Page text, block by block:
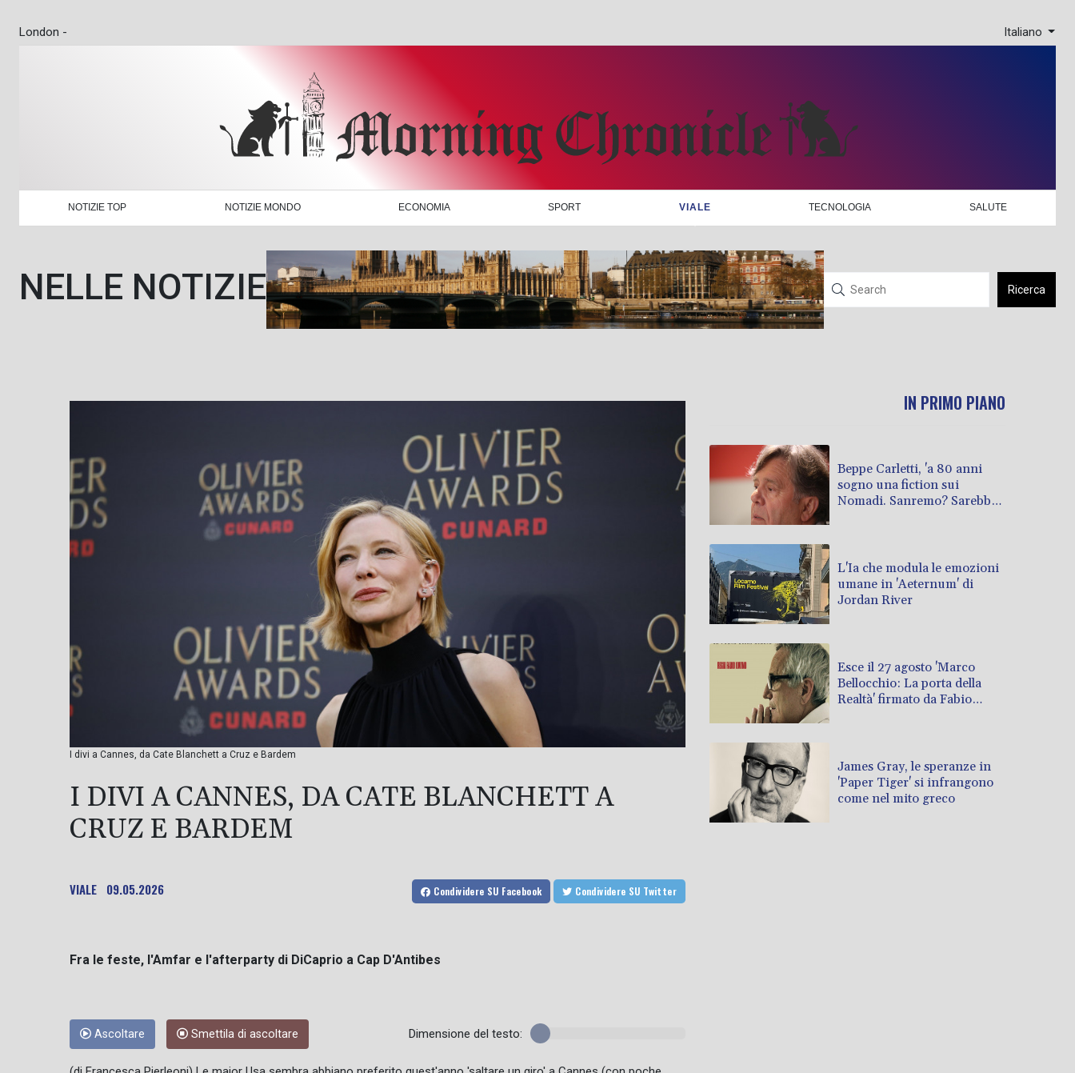
London - Italiano
NOTIZIE TOP NOTIZIE MONDO ECONOMIA SPORT VIALE TECNOLOGIA SALUTE
NELLE NOTIZIE Ricerca
I divi a Cannes, da Cate Blanchett a Cruz e Bardem
I DIVI A CANNES, DA CATE BLANCHETT A
CRUZ E BARDEM
VIALE 09.05.2026 Condividere SU Facebook Condividere SU Twitter
Fra le feste, l'Amfar e l'afterparty di DiCaprio a Cap D'Antibes
Ascoltare Smettila di ascoltare Dimensione del testo:
IN PRIMO PIANO
Beppe Carletti, 'a 80 anni
sogno una fiction sui
Nomadi. Sanremo? Sarebbe
L'Ia che modula le emozioni
umane in 'Aeternum' di
Jordan River
Esce il 27 agosto 'Marco
Bellocchio: La porta della
Realtà' firmato da Fabio
James Gray, le speranze in
'Paper Tiger' si infrangono
come nel mito greco